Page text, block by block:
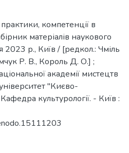
компетенції в
матеріалів наукового
2023 р., Київ / [редкол.: Чміль
Р. В., Король Д. О.] ;
академії мистецтв
"Києво-
культурології. - Київ :